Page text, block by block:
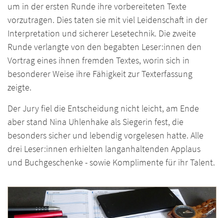
um in der ersten Runde ihre vorbereiteten Texte
vorzutragen. Dies taten sie mit viel Leidenschaft in der
Interpretation und sicherer Lesetechnik. Die zweite
Runde verlangte von den begabten Leser:innen den
Vortrag eines ihnen fremden Textes, worin sich in
besonderer Weise ihre Fähigkeit zur Texterfassung
zeigte.
Der Jury fiel die Entscheidung nicht leicht, am Ende
aber stand Nina Uhlenhake als Siegerin fest, die
besonders sicher und lebendig vorgelesen hatte. Alle
drei Leser:innen erhielten langanhaltenden Applaus
und Buchgeschenke - sowie Komplimente für ihr Talent.